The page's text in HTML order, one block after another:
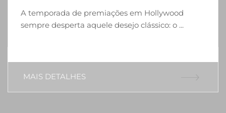
A temporada de premiações em Hollywood
sempre desperta aquele desejo clássico: o ...
MAIS DETALHES